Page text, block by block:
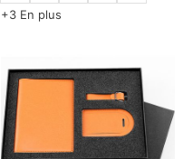
+3 En plus